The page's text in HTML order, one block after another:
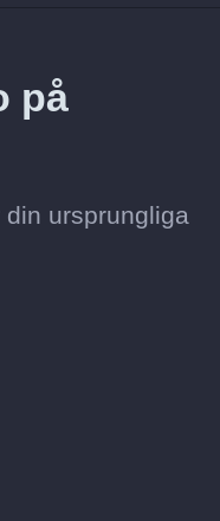
på
ursprungliga